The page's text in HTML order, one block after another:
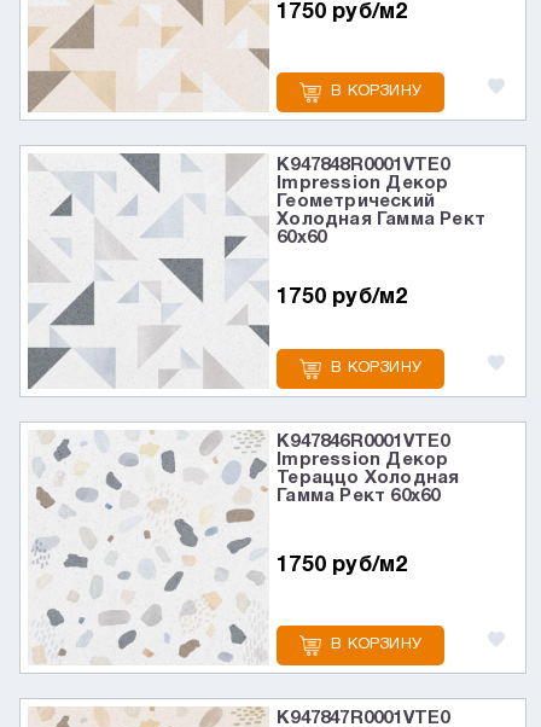
1750 руб/м2
В КОРЗИНУ
K947848R0001VTE0
Impression Декор
Геометрический
Холодная Гамма Рект
60х60
1750 руб/м2
В КОРЗИНУ
K947846R0001VTE0
Impression Декор
Тераццо Холодная
Гамма Рект 60х60
1750 руб/м2
В КОРЗИНУ
K947847R0001VTE0